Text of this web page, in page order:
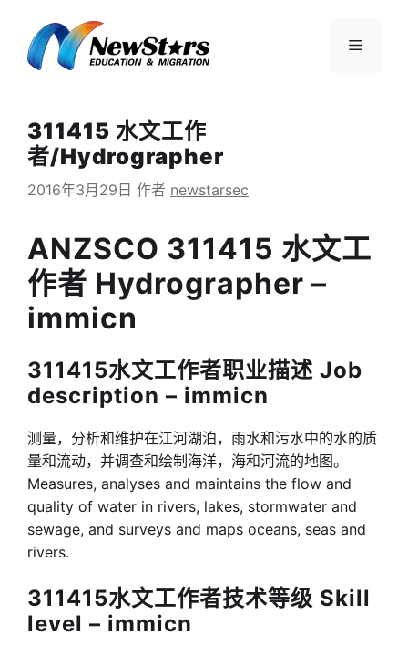
菜
311415 水文工作
者/Hydrographer
2016年3月29日 作者 newstarsec
ANZSCO 311415 水文工
作者 Hydrographer –
immicn
311415水文工作者职业描述 Job
description – immicn
测量，分析和维护在江河湖泊，雨水和污水中的水的质
量和流动，并调查和绘制海洋，海和河流的地图。
Measures, analyses and maintains the flow and
quality of water in rivers, lakes, stormwater and
sewage, and surveys and maps oceans, seas and
rivers.
311415水文工作者技术等级 Skill
level – immicn